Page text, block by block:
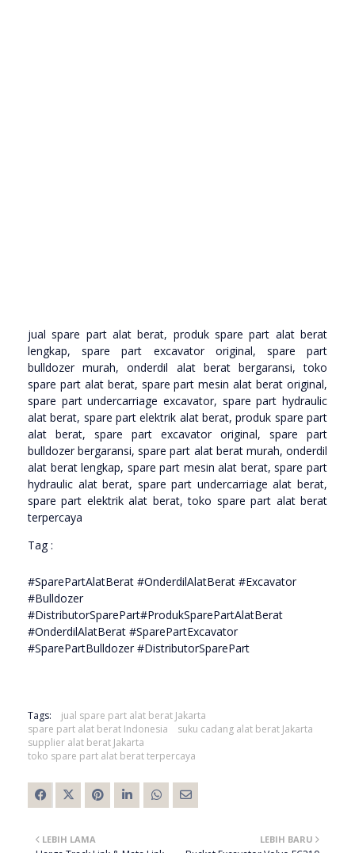
jual spare part alat berat, produk spare part alat berat
lengkap, spare part excavator original, spare part
bulldozer murah, onderdil alat berat bergaransi, toko
spare part alat berat, spare part mesin alat berat original,
spare part undercarriage excavator, spare part hydraulic
alat berat, spare part elektrik alat berat, produk spare part
alat berat, spare part excavator original, spare part
bulldozer bergaransi, spare part alat berat murah, onderdil
alat berat lengkap, spare part mesin alat berat, spare part
hydraulic alat berat, spare part undercarriage alat berat,
spare part elektrik alat berat, toko spare part alat berat
terpercaya
Tag :
#SparePartAlatBerat #OnderdilAlatBerat #Excavator
#Bulldozer
#DistributorSparePart#ProdukSparePartAlatBerat
#OnderdilAlatBerat #SparePartExcavator
#SparePartBulldozer #DistributorSparePart
Tags:
jual spare part alat berat Jakarta
spare part alat berat Indonesia
suku cadang alat berat Jakarta
supplier alat berat Jakarta
toko spare part alat berat terpercaya
LEBIH BARU
LEBIH LAMA